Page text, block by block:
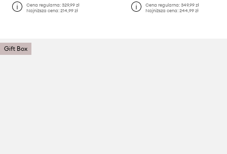
Cena regularna:329,99 zł
Najniższa cena:214,99 zł
Cena regularna: 349,99 zł
Najniższa cena: 244,99 zł
Gift Box